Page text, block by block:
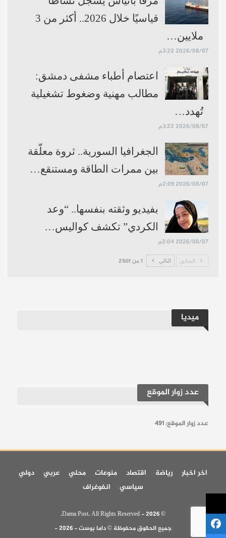
قياسيًا خلال 2026.. أكثر من 3
ملايين…
2026/08/07 3:22م
اعتصام أطباء مشفى دمشق:
مطالب مهنية وضغوط تشغيلية
تُهدد…
2026/08/07 3:22م
الجغرافيا السورية.. ثروة معلّقة
بين ممرات الطاقة ومستنقع…
2026/08/07 2:09م
بفيديو وثقته بنفسها.. “وعد
الكردي” تكشف كواليس…
2026/08/07 2:04م
السابق التالي 1 من 2٬601
ميديا
عدد زوار الموقع
عدد زوار الموقع:491
اخر اخبار رياضة اقتصاد منوعات محلي عربي
دولي
سياسي
انفوغراف
© 2026 - Dama Post. All Rights Reserved.
جميع الحقوق محفوظة © داما بوست - 2026 -